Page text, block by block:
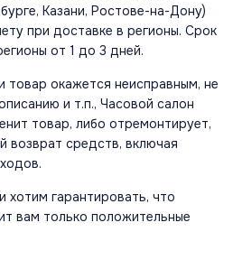
Казани, Ростове-на-Дону)
при доставке в регионы. Срок
от 1 до 3 дней.
товар окажется неисправным, не
и т.п., Часовой салон
товар, либо отремонтирует,
возврат средств, включая
гарантировать, что
вам только положительные